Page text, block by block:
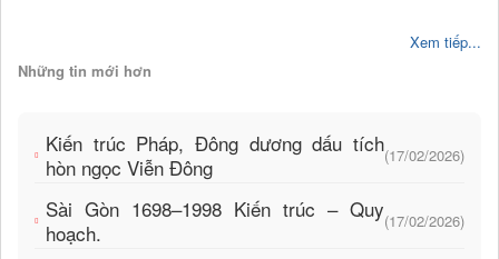
Xem tiếp...
Những tin mới hơn
Kiến trúc Pháp, Đông dương dấu tích
hòn ngọc Viễn Đông
(17/02/2026)
Sài Gòn 1698–1998 Kiến trúc – Quy
hoạch.
(17/02/2026)